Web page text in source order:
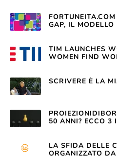
GAP, IL
TIM LAUNCHES
WOMEN FIND
SCRIVERE È LA
50 ANNI? ECCO 3
LA SFIDA DELLE
ORGANIZZATO